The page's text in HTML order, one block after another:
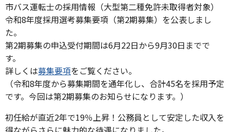
市バス運転士の採用情報（大型第二種免許未取得者対象）
令和8年度採用選考募集要項（第2期募集）を公表しまし
た。
第2期募集の申込受付期間は6月22日から9月30日までで
す。
詳しくは募集要項をご覧ください。
（令和8年度から募集期間を通年化し、合計45名を採用予定
です。今回は第2期募集のお知らせになります。）
初任給が直近2年で19％上昇！公務員として安定した収入を